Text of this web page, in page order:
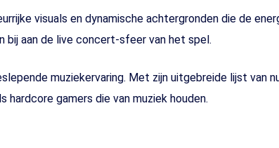
visuals en dynamische achtergronden die de
bij aan de live concert-sfeer van het spel.
muziekervaring. Met zijn uitgebreide lijst van
gamers die van muziek houden.